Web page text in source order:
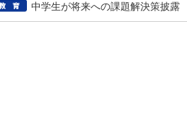
中学生が将来への課題解決策披露